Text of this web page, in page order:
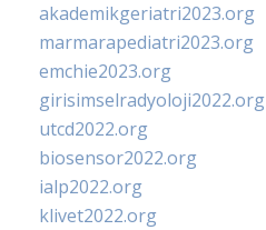
akademikgeriatri2023.org
marmarapediatri2023.org
emchie2023.org
girisimselradyoloji2022.org
utcd2022.org
biosensor2022.org
ialp2022.org
klivet2022.org